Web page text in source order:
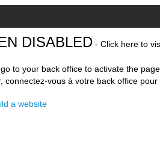
DISABLED - Click here to
to your back office to activate the
connectez-vous à votre back office
a website